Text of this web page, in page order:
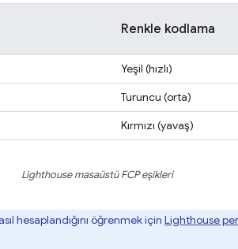
Renkle kodlama
Yeşil (hızlı)
Turuncu (orta)
Kırmızı (yavaş)
Lighthouse masaüstü FCP eşikleri
hesaplandığını öğrenmek için Lighthouse